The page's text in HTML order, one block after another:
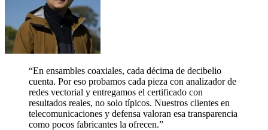
“En ensambles coaxiales, cada décima de decibelio
cuenta. Por eso probamos cada pieza con analizador de
redes vectorial y entregamos el certificado con
resultados reales, no solo típicos. Nuestros clientes en
telecomunicaciones y defensa valoran esa transparencia
como pocos fabricantes la ofrecen.”